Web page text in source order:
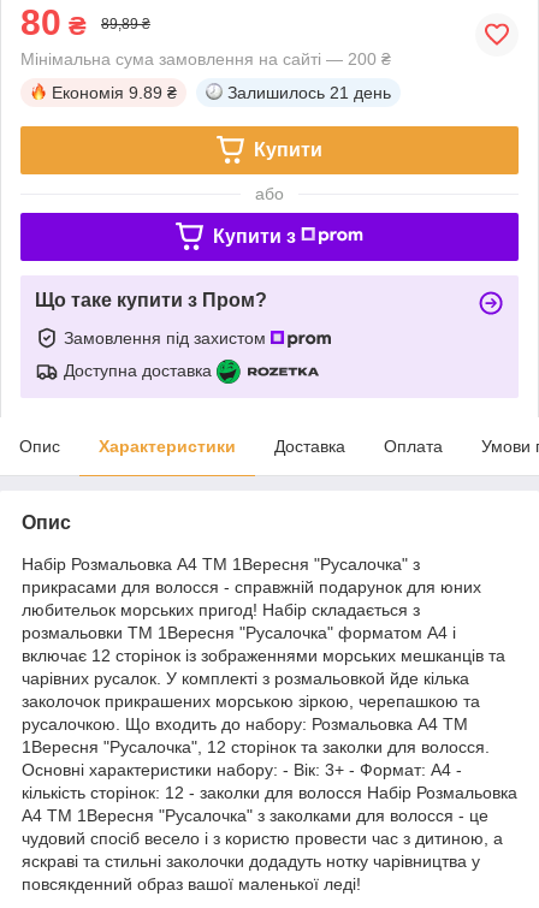
80 ₴ 89,89 ₴
Мінімальна сума замовлення на сайті — 200 ₴
Економія 9.89 ₴ Залишилось 21 день
Купити
або
Купити з
Що таке купити з Пром?
Замовлення під захистом
Доступна доставка
Опис Характеристики Доставка Оплата Умови
Опис
Набір Розмальовка А4 ТМ 1Вересня "Русалочка" з
прикрасами для волосся - справжній подарунок для юних
любительок морських пригод! Набір складається з
розмальовки ТМ 1Вересня "Русалочка" форматом А4 і
включає 12 сторінок із зображеннями морських мешканців та
чарівних русалок. У комплекті з розмальовкой йде кілька
заколочок прикрашених морською зіркою, черепашкою та
русалочкою. Що входить до набору: Розмальовка А4 ТМ
1Вересня "Русалочка", 12 сторінок та заколки для волосся.
Основні характеристики набору: - Вік: 3+ - Формат: А4 -
кількість сторінок: 12 - заколки для волосся Набір Розмальовка
А4 ТМ 1Вересня "Русалочка" з заколками для волосся - це
чудовий спосіб весело і з користю провести час з дитиною, а
яскраві та стильні заколочки додадуть нотку чарівництва у
повсякденний образ вашої маленької леді!